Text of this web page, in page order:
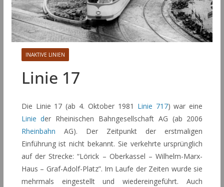
INAKTIVE LINIEN
Linie 17
Die Linie 17 (ab 4. Oktober 1981 Linie 717) war eine
Linie der Rheinischen Bahngesellschaft AG (ab 2006
Rheinbahn AG). Der Zeitpunkt der erstmaligen
Einführung ist nicht bekannt. Sie verkehrte ursprünglich
auf der Strecke: “Lörick – Oberkassel – Wilhelm-Marx-
Haus – Graf-Adolf-Platz”. Im Laufe der Zeiten wurde sie
mehrmals eingestellt und wiedereingeführt. Auch